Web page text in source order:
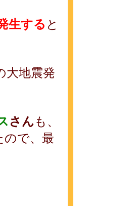
生する と
大地震発
さんも、
ので、最